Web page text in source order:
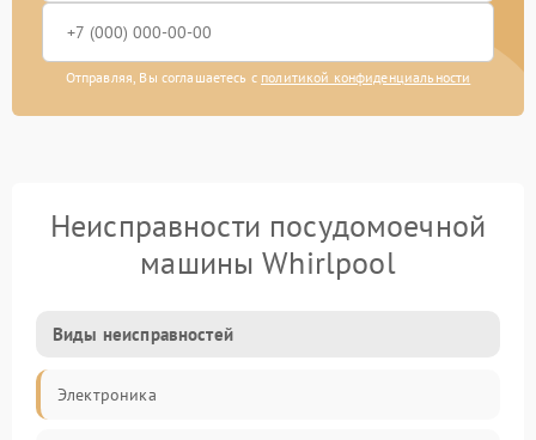
Отправляя, Вы соглашаетесь с политикой конфиденциальности
Неисправности посудомоечной
машины Whirlpool
Виды неисправностей
Электроника